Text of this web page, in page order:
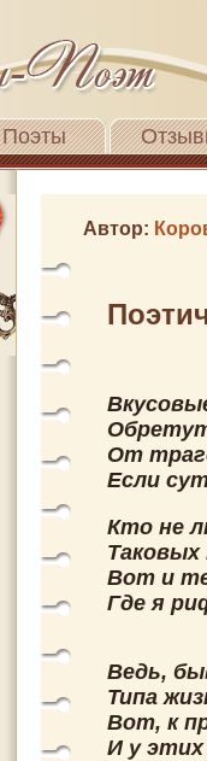
Поэты
Автор:
От
Если
Кто не
Вот и
Где я
Ведь,
Типа
Вот, к
И у